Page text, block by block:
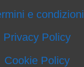
e condizioni
Privacy Policy
Cookie Policy